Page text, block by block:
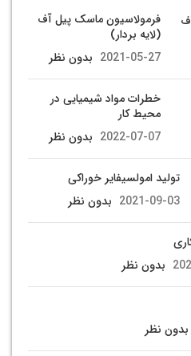
فرمولاسیون ماسک پیل آف
(لایه بردار)
2021-05-27 بدون نظر
خطرات مواد شیمیایی در
محیط کار
2022-07-07 بدون نظر
تولید امولسیفایر خوراکی
2021-09-03 بدون نظر
بدون نظر
بدون نظر